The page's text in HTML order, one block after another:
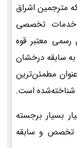
مترجمین اشراق
خدمات تخصصی
رسمی معتبر قوه
سابقه درخشان
مطمئن‌ترین
است.
بسیار برجسته
تخصص و سابقه